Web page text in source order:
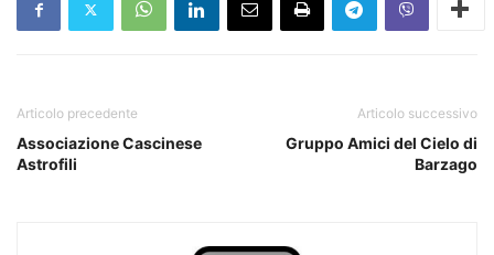
Articolo precedente
Associazione Cascinese
Astrofili
Articolo successivo
Gruppo Amici del Cielo di
Barzago